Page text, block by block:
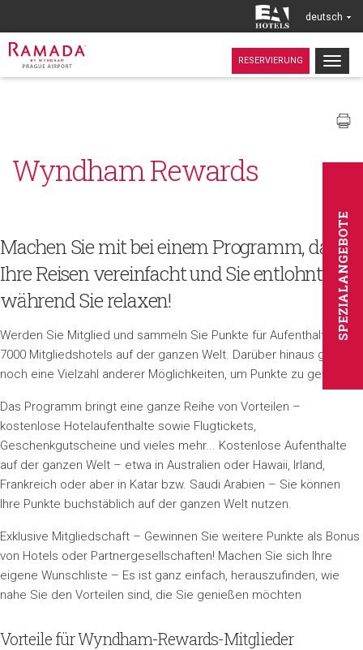
deutsch
RESERVIERUNG
SPEZIALANGEBOTE
Wyndham Rewards
Machen Sie mit bei einem Programm, das
Ihre Reisen vereinfacht und Sie entlohnt,
während Sie relaxen!
Werden Sie Mitglied und sammeln Sie Punkte für Aufenthalte in
7000 Mitgliedshotels auf der ganzen Welt. Darüber hinaus gibt es
noch eine Vielzahl anderer Möglichkeiten, um Punkte zu gewinnen.
Das Programm bringt eine ganze Reihe von Vorteilen –
kostenlose Hotelaufenthalte sowie Flugtickets,
Geschenkgutscheine und vieles mehr... Kostenlose Aufenthalte
auf der ganzen Welt – etwa in Australien oder Hawaii, Irland,
Frankreich oder aber in Katar bzw. Saudi Arabien – Sie können
Ihre Punkte buchstäblich auf der ganzen Welt nutzen.
Exklusive Mitgliedschaft – Gewinnen Sie weitere Punkte als Bonus
von Hotels oder Partnergesellschaften! Machen Sie sich Ihre
eigene Wunschliste – Es ist ganz einfach, herauszufinden, wie
nahe Sie den Vorteilen sind, die Sie genießen möchten
Vorteile für Wyndham-Rewards-Mitglieder